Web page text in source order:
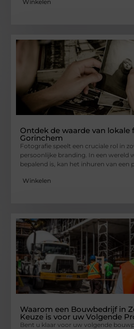
Winkelen
Ontdek de waarde van lokale
Gorinchem
Fotografie speelt een cruciale rol in
persoonlijke branding. In een wereld
bepalend is, kan het inhuren van een
Winkelen
Waarom een Bouwbedrijf in
Keuze is voor uw Volgende
Bent u klaar voor uw volgende